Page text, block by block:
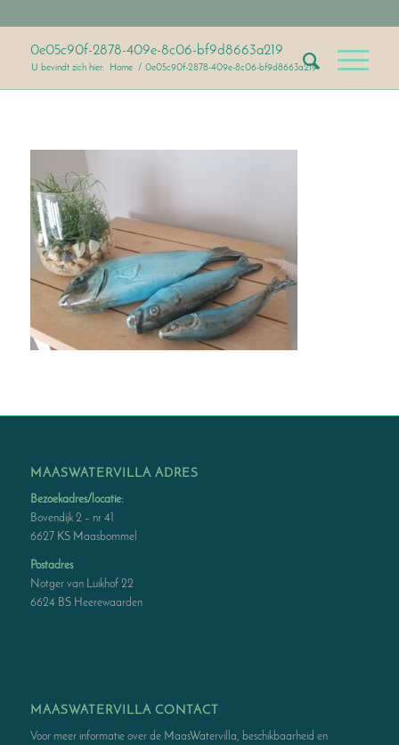
0e05c90f-2878-409e-8c06-bf9d8663a219
U bevindt zich hier: Home / 0e05c90f-2878-409e-8c06-bf9d8663a219
MAASWATERVILLA ADRES
Bezoekadres/locatie:
Bovendijk 2 – nr 41
6627 KS Maasbommel
Postadres
Notger van Luikhof 22
6624 BS Heerewaarden
MAASWATERVILLA CONTACT
Voor meer informatie over de MaasWatervilla, beschikbaarheid en